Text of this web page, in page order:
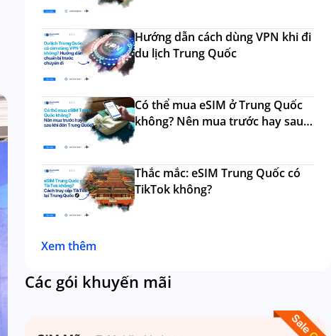
Hướng dẫn cách dùng VPN khi đi
du lịch Trung Quốc
Có thể mua eSIM ở Trung Quốc
không? Nên mua trước hay sau
đi?
Thắc mắc: eSIM Trung Quốc có
TikTok không?
Xem thêm
Các gói khuyến mãi